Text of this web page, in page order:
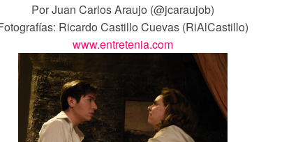
Por Juan Carlos Araujo (@jcaraujob)
Ricardo Castillo Cuevas (RiAlCastillo)
www.entretenia.com